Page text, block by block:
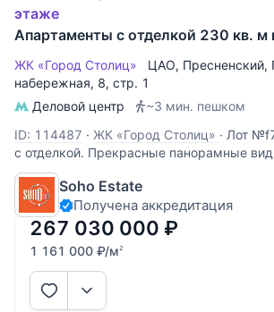
этаже
Апартаменты с отделкой 230 кв. м
ЖК «Город Столиц» ЦАО, Пресненский,
набережная, 8, стр. 1
Деловой центр
~3 мин. пешком
ID: 114487 · ЖК «Город Столиц» · Лот
с отделкой. Прекрасные панорамные
самом сердце столицы реализован
инновационный проект –
объединяющий удобство и роскошь,
неповторимый современный новый стиль
Soho Estate
Получена аккредитация
267 030 000 ₽
1 161 000 ₽/м2